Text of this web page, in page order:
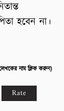
হবেন না।
লেখকের নাম ক্লিক করুন)
Rate